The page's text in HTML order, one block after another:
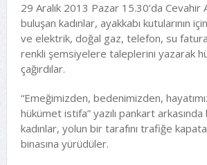
29 Aralık 2013 Pazar 15.30’da Cevahir
buluşan kadınlar, ayakkabı kutularının
ve elektrik, doğal gaz, telefon, su
renkli şemsiyelere taleplerini yazarak
çağırdılar.
“Emeğimizden, bedenimizden,
hükümet istifa” yazılı pankart
kadınlar, yolun bir tarafını trafiğe
binasına yürüdüler.